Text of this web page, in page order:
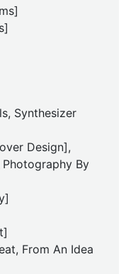
Synthesizer
Design],
By
From An Idea